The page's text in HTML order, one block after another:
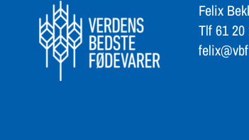
Felix
Tlf 61 20